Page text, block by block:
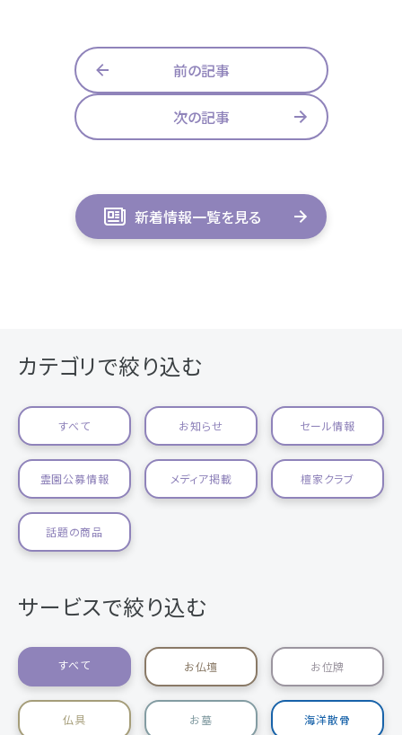
- プライバシーポリシー 前の記事
次の記事
新着情報一覧を見る
カテゴリで絞り込む
すべて お知らせ セール情報
霊園公募情報 メディア掲載 檀家クラブ
話題の商品
サービスで絞り込む
すべて お仏壇 お位牌
仏具 お墓 海洋散骨